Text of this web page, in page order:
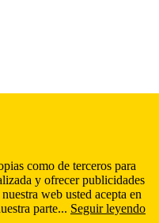
como de terceros para
y ofrecer publicidades
web usted acepta en
parte... Seguir leyendo